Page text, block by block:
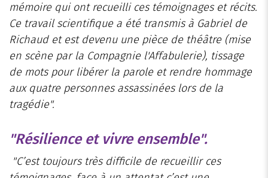
mémoire qui ont recueilli ces témoignages et récits.
Ce travail scientifique a été transmis à Gabriel de
Richaud et est devenu une pièce de théâtre (mise
en scène par la Compagnie l'Affabulerie), tissage
de mots pour libérer la parole et rendre hommage
aux quatre personnes assassinées lors de la
tragédie".
"Résilience et vivre ensemble".
"C’est toujours très difficile de recueillir ces